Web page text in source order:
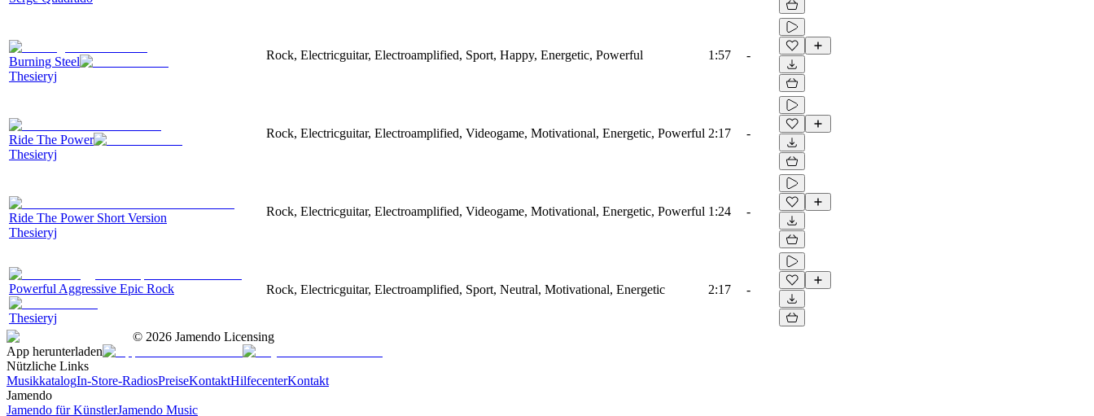
Burning Steel
Thesieryj
Rock, Electricguitar, Electroamplified, Sport, Happy, Energetic, Powerful 1:57 -
Ride The Power
Thesieryj
Rock, Electricguitar, Electroamplified, Videogame, Motivational, Energetic, Powerful 2:17 -
Ride The Power Short Version
Thesieryj
Rock, Electricguitar, Electroamplified, Videogame, Motivational, Energetic, Powerful 1:24 -
Powerful Aggressive Epic Rock
Thesieryj
Rock, Electricguitar, Electroamplified, Sport, Neutral, Motivational, Energetic 2:17 -
© 2026 Jamendo Licensing
App herunterladen
Nützliche Links
MusikkatalogIn-Store-RadiosPreiseKontaktHilfecenterKontakt
Jamendo
Jamendo für KünstlerJamendo Music